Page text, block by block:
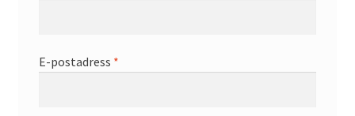
E-postadress *